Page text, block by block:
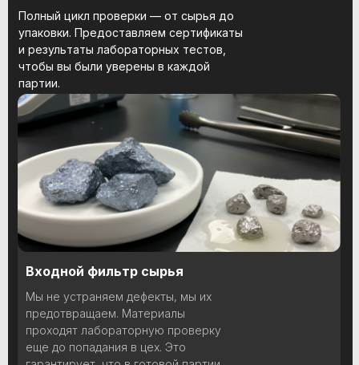
Полный цикл проверки — от сырья до
упаковки. Предоставляем сертификаты
и результаты лабораторных тестов,
чтобы вы были уверены в каждой
партии.
Входной фильтр сырья
Мы не устраняем дефекты, мы их
предотвращаем. Материалы
проходят лабораторную проверку
еще до попадания в цех. Это